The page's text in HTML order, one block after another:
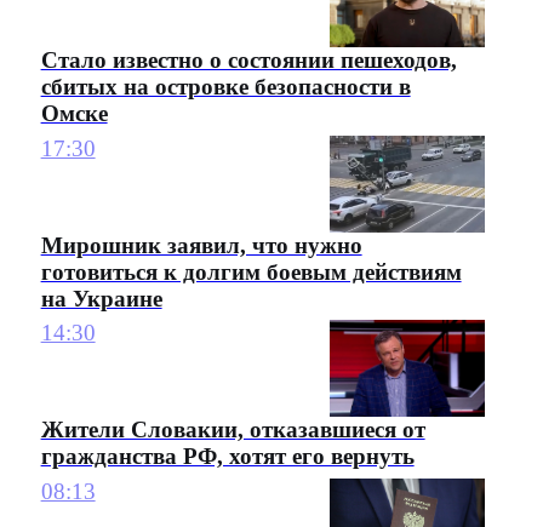
Стало известно о состоянии пешеходов,
сбитых на островке безопасности в
Омске
17:30
Мирошник заявил, что нужно
готовиться к долгим боевым действиям
на Украине
14:30
Жители Словакии, отказавшиеся от
гражданства РФ, хотят его вернуть
08:13